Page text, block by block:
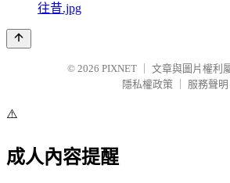
往昔.jpg
© 2026 PIXNET
文章與圖片權利
隱私權政策
服務聲明
⚠️
成人內容提醒